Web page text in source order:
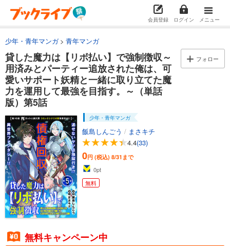
会員登録 ログイン メニュー
少年・青年マンガ 青年マンガ
貸した魔力は【リボ払い】で強制徴収～
用済みとパーティー追放された俺は、可
愛いサポート妖精と一緒に取り立てた魔
力を運用して最強を目指す。～（単話
版）第5話
フォロー
少年・青年マンガ
飯島しんごう / まさキチ
4.4(33)
0円 (税込) 8/31まで
0pt
無料
無料キャンペーン中